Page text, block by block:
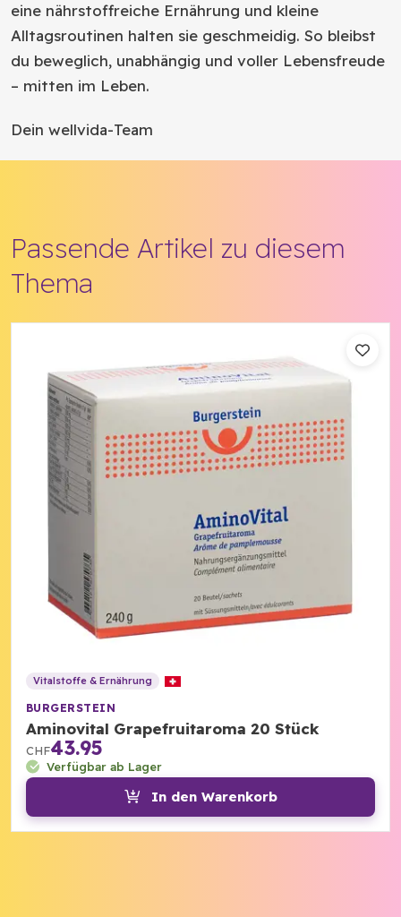
eine nährstoffreiche Ernährung und kleine
Alltagsroutinen halten sie geschmeidig. So bleibst
du beweglich, unabhängig und voller Lebensfreude
– mitten im Leben.
Dein wellvida-Team
Passende Artikel zu diesem
Thema
Vitalstoffe & Ernährung
BURGERSTEIN
Aminovital Grapefruitaroma 20 Stück
CHF43.95
Verfügbar ab Lager
In den Warenkorb